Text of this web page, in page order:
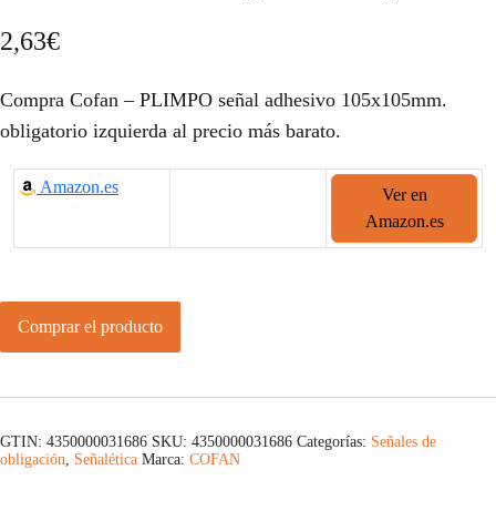
2,63€
Compra Cofan – PLIMPO señal adhesivo 105x105mm.
obligatorio izquierda al precio más barato.
Amazon.es
Ver en
Amazon.es
Comprar el producto
GTIN: 4350000031686 SKU: 4350000031686 Categorías: Señales de
obligación, Señalética Marca: COFAN